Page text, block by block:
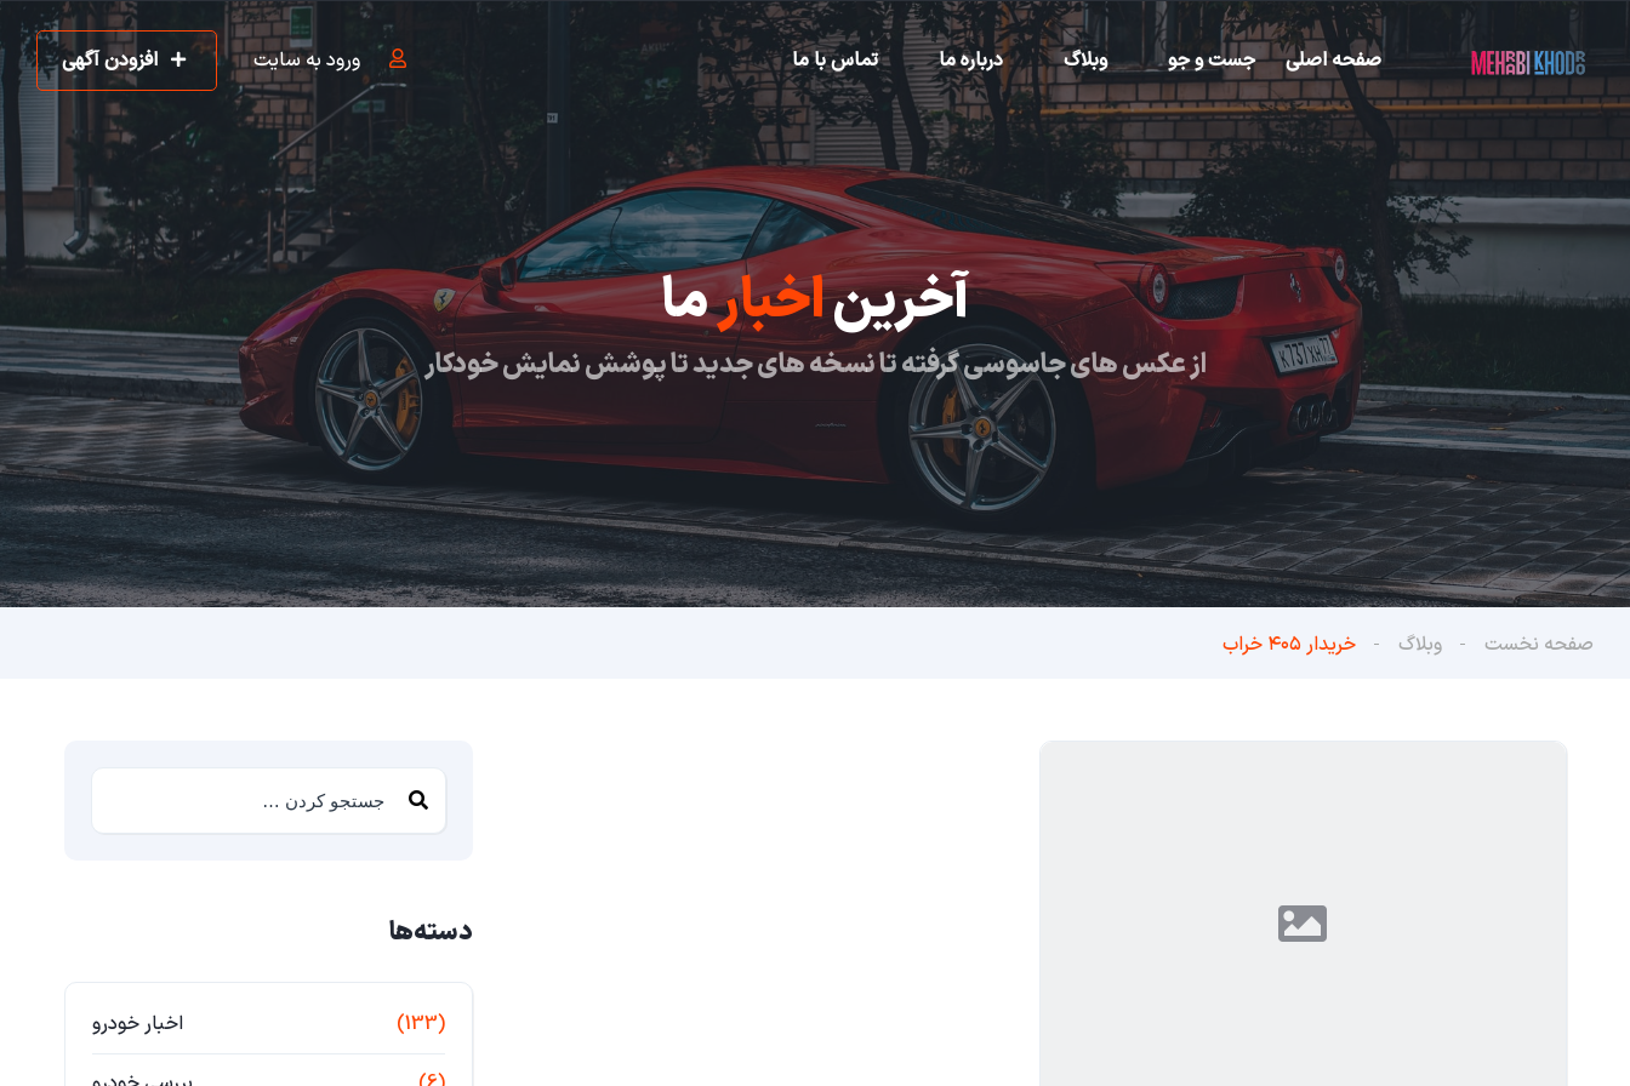
صفحه اصلی جست و جو وبلاگ درباره ما تماس با ما ورود به سایت افزودن آگهی
آخریناخبارما
از عکس های جاسوسی گرفته تا نسخه های جدید تا پوشش نمایش خودکار
صفحه نخست وبلاگ خریدار ۴۰۵ خراب
دسته‌ها
اخبار خودرو (133)